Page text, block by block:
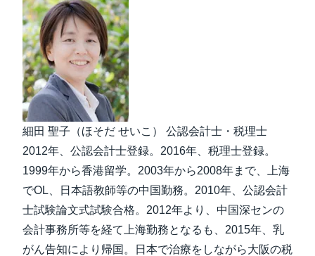
細田 聖子（ほそだ せいこ） 公認会計士・税理士
2012年、公認会計士登録。2016年、税理士登録。
1999年から香港留学。2003年から2008年まで、上海
でOL、日本語教師等の中国勤務。2010年、公認会計
士試験論文式試験合格。2012年より、中国深センの
会計事務所等を経て上海勤務となるも、2015年、乳
がん告知により帰国。日本で治療をしながら大阪の税